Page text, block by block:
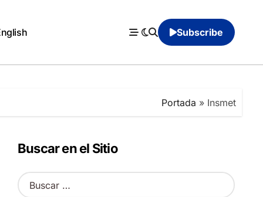
Subscribe
Portada » Insmet
Buscar en el Sitio
B
u